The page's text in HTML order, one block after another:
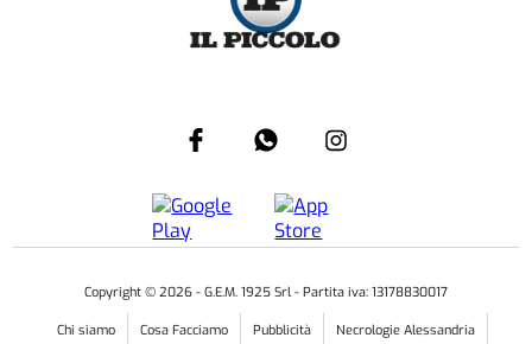
Copyright © 2026 - G.E.M. 1925 Srl - Partita iva: 13178830017
Chi siamo Cosa Facciamo Pubblicità Necrologie Alessandria